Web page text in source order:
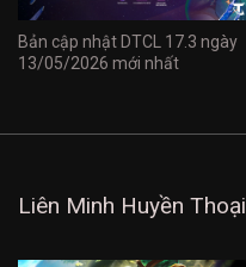
Bản cập nhật DTCL 17.3 ngày
13/05/2026 mới nhất
Liên Minh Huyền Thoại